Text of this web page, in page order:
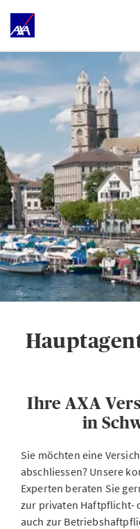
Ihre AXA
in
Sie möchten eine
abschliessen? Unsere
Experten beraten Sie
zur privaten Haftpflicht-
auch zur